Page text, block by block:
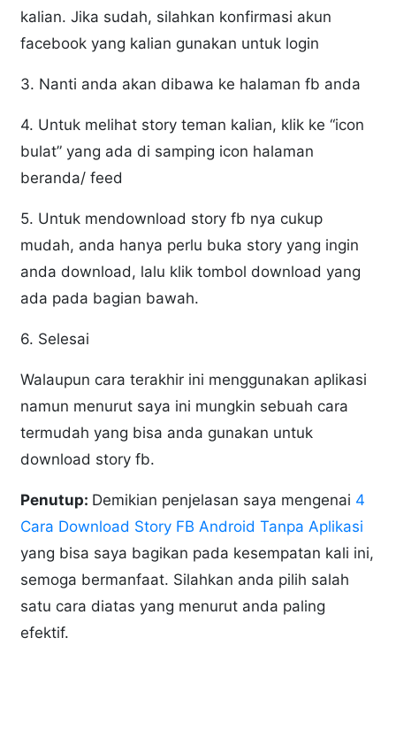
kalian. Jika sudah, silahkan konfirmasi akun
facebook yang kalian gunakan untuk login
3. Nanti anda akan dibawa ke halaman fb anda
4. Untuk melihat story teman kalian, klik ke “icon
bulat” yang ada di samping icon halaman
beranda/ feed
5. Untuk mendownload story fb nya cukup
mudah, anda hanya perlu buka story yang ingin
anda download, lalu klik tombol download yang
ada pada bagian bawah.
6. Selesai
Walaupun cara terakhir ini menggunakan aplikasi
namun menurut saya ini mungkin sebuah cara
termudah yang bisa anda gunakan untuk
download story fb.
Penutup: Demikian penjelasan saya mengenai 4
Cara Download Story FB Android Tanpa Aplikasi
yang bisa saya bagikan pada kesempatan kali ini,
semoga bermanfaat. Silahkan anda pilih salah
satu cara diatas yang menurut anda paling
efektif.